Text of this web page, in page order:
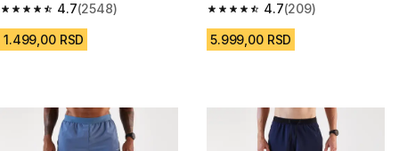
4.7
4.7 od 5 zvezdica from 2548 Recenzije
(2548)
1.499,00 RSD
Ultra x Rheon
4.7
4.7 od 5 zvezdica from 209
(209)
5.999,00 RSD